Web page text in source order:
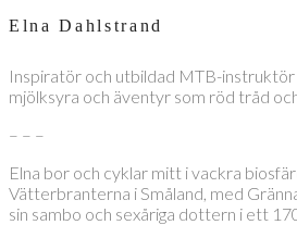
Elna Dahlstrand
Inspiratör och utbildad MTB-
mjölksyra och äventyr som röd tråd
– – –
Elna bor och cyklar mitt i vackra
Vätterbranterna i Småland, med
sin sambo och sexåriga dottern i ett